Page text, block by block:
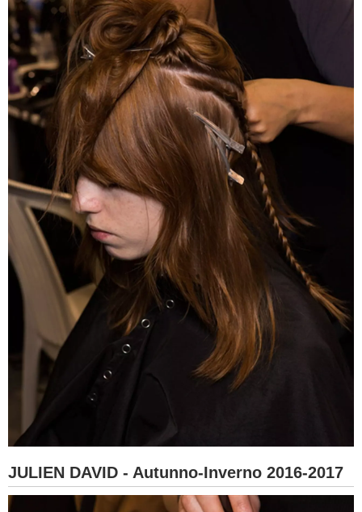
JULIEN DAVID - Autunno-Inverno 2016-2017